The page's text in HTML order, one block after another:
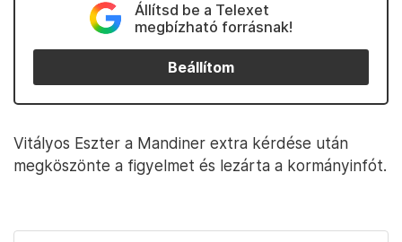
Állítsd be a Telexet
megbízható forrásnak!
Beállítom
Vitályos Eszter a Mandiner extra kérdése után
megköszönte a figyelmet és lezárta a kormányinfót.